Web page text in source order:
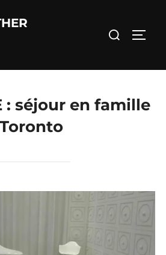
Rechercher :
: séjour en famille
Toronto